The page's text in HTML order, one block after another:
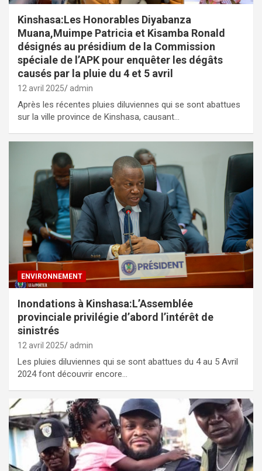
Kinshasa:Les Honorables Diyabanza
Muana,Muimpe Patricia et Kisamba Ronald
désignés au présidium de la Commission
spéciale de l’APK pour enquêter les dégâts
causés par la pluie du 4 et 5 avril
12 avril 2025 admin
Après les récentes pluies diluviennes qui se sont abattues
sur la ville province de Kinshasa, causant…
ENVIRONNEMENT
Inondations à Kinshasa:L’Assemblée
provinciale privilégie d’abord l’intérêt de
sinistrés
12 avril 2025 admin
Les pluies diluviennes qui se sont abattues du 4 au 5 Avril
2024 font découvrir encore…